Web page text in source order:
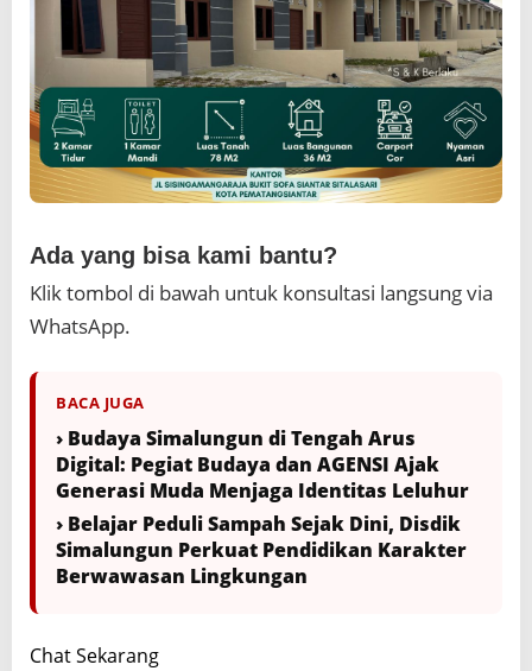
Ada yang bisa kami bantu?
Klik tombol di bawah untuk konsultasi langsung via
WhatsApp.
BACA JUGA
› Budaya Simalungun di Tengah Arus
Digital: Pegiat Budaya dan AGENSI Ajak
Generasi Muda Menjaga Identitas Leluhur
› Belajar Peduli Sampah Sejak Dini, Disdik
Simalungun Perkuat Pendidikan Karakter
Berwawasan Lingkungan
Chat Sekarang